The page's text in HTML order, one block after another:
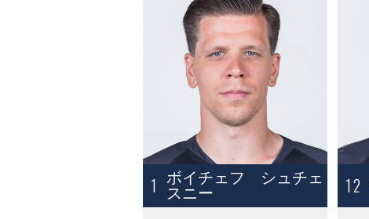
1
ボイチェフ シュチェ
スニー
12